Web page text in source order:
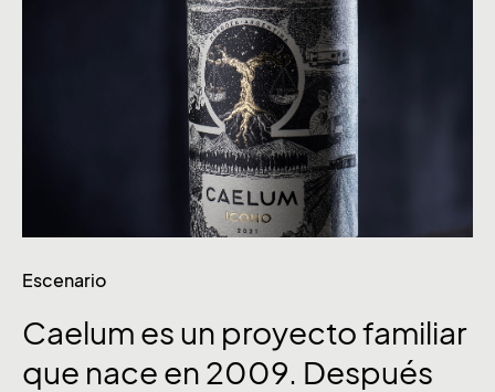
Escenario
Caelum es un proyectofamiliar
que nace en 2009. Después